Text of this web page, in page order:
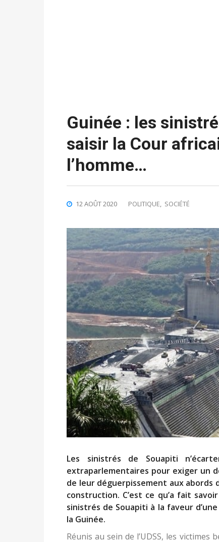
Guinée : les
saisir la Cour
l’homme…
12 AOÛT 2020 POLITIQUE SOCIÉTÉ
Les sinistrés de Souapiti
extraparlementaires pour exiger un
de leur déguerpissement aux
construction. C’est ce qu’a fait
sinistrés de Souapiti à la faveur
la Guinée.
Réunis au sein de l’UDSS, les victimes